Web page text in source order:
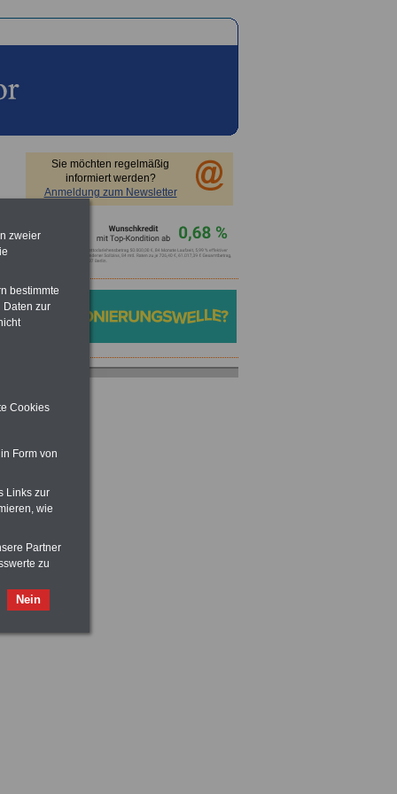
Sie möchten regelmäßig
informiert werden?
Anmeldung zum Newsletter
zweier
bestimmte
Daten zur
Cookies
Form von
Links zur
wie
Partner
zu
Nein